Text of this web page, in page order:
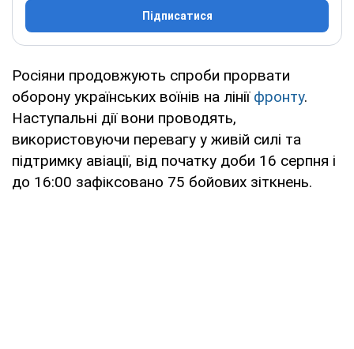
Підписатися
Росіяни продовжують спроби прорвати
оборону українських воїнів на лінії фронту.
Наступальні дії вони проводять,
використовуючи перевагу у живій силі та
підтримку авіації, від початку доби 16 серпня і
до 16:00 зафіксовано 75 бойових зіткнень.